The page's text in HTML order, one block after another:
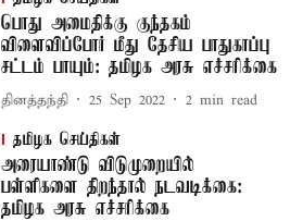
பொது அமைதிக்கு குந்தகம்
விளைவிப்போர் மீது தேசிய பாதுகாப்பு
சட்டம் பாயும்: தமிழக அரசு எச்சரிக்கை
தினத்தந்தி 25 Sep 2022 2 min read
தமிழக செய்திகள்
அரையாண்டு விடுமுறையில்
பள்ளிகளை திறந்தால் நடவடிக்கை:
தமிழக அரசு எச்சரிக்கை